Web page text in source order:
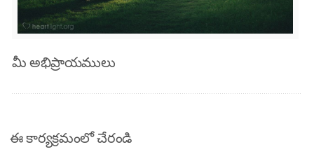
మీ అభిప్రాయములు
ఈ కార్యక్రమంలో చేరండి